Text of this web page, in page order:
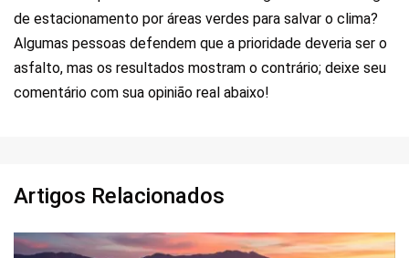
de estacionamento por áreas verdes para salvar o clima?
Algumas pessoas defendem que a prioridade deveria ser o
asfalto, mas os resultados mostram o contrário; deixe seu
comentário com sua opinião real abaixo!
Artigos Relacionados